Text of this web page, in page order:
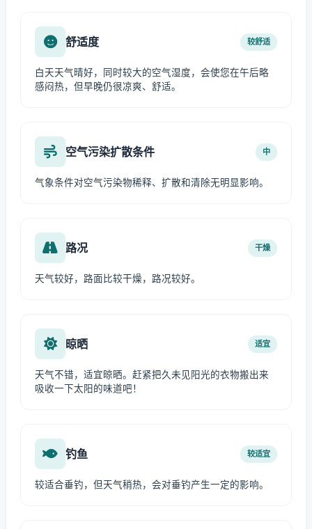
舒适度 较舒适
白天天气晴好，同时较大的空气湿度，会使您在午后略
感闷热，但早晚仍很凉爽、舒适。
空气污染扩散条件 中
气象条件对空气污染物稀释、扩散和清除无明显影响。
路况 干燥
天气较好，路面比较干燥，路况较好。
晾晒 适宜
天气不错，适宜晾晒。赶紧把久未见阳光的衣物搬出来
吸收一下太阳的味道吧！
钓鱼 较适宜
较适合垂钓，但天气稍热，会对垂钓产生一定的影响。